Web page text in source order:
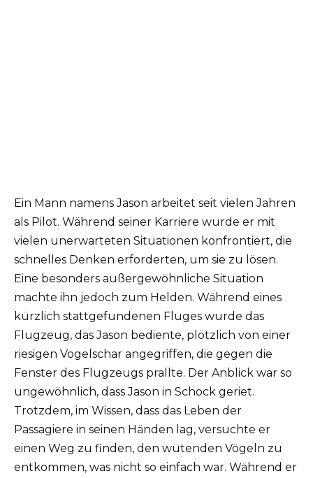
Ein Mann namens Jason arbeitet seit vielen Jahren
als Pilot. Während seiner Karriere wurde er mit
vielen unerwarteten Situationen konfrontiert, die
schnelles Denken erforderten, um sie zu lösen.
Eine besonders außergewöhnliche Situation
machte ihn jedoch zum Helden. Während eines
kürzlich stattgefundenen Fluges wurde das
Flugzeug, das Jason bediente, plötzlich von einer
riesigen Vogelschar angegriffen, die gegen die
Fenster des Flugzeugs prallte. Der Anblick war so
ungewöhnlich, dass Jason in Schock geriet.
Trotzdem, im Wissen, dass das Leben der
Passagiere in seinen Händen lag, versuchte er
einen Weg zu finden, den wütenden Vögeln zu
entkommen, was nicht so einfach war. Während er